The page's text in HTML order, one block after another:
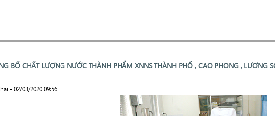
BỐ CHẤT LƯỢNG NƯỚC THÀNH PHẨM XNNS THÀNH PHỐ , CAO PHONG , LƯƠNG
- 02/03/2020 09:56